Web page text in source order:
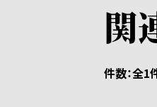
関
件数 全1